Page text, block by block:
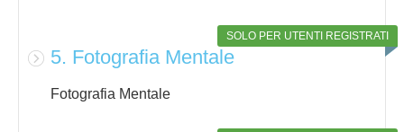
SOLO PER UTENTI REGISTRATI
5. Fotografia Mentale
Fotografia Mentale